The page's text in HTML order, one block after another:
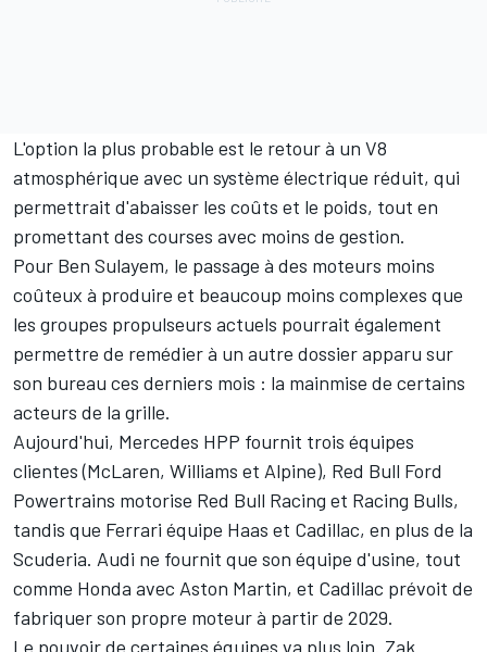
L'option la plus probable est le retour à un V8
atmosphérique avec un système électrique réduit, qui
permettrait d'abaisser les coûts et le poids, tout en
promettant des courses avec moins de gestion.
Pour Ben Sulayem, le passage à des moteurs moins
coûteux à produire et beaucoup moins complexes que
les groupes propulseurs actuels pourrait également
permettre de remédier à un autre dossier apparu sur
son bureau ces derniers mois : la mainmise de certains
acteurs de la grille.
Aujourd'hui, Mercedes HPP fournit trois équipes
clientes (McLaren, Williams et Alpine), Red Bull Ford
Powertrains motorise Red Bull Racing et Racing Bulls,
tandis que Ferrari équipe Haas et Cadillac, en plus de la
Scuderia. Audi ne fournit que son équipe d'usine, tout
comme Honda avec Aston Martin, et Cadillac prévoit de
fabriquer son propre moteur à partir de 2029.
Le pouvoir de certaines équipes va plus loin. Zak